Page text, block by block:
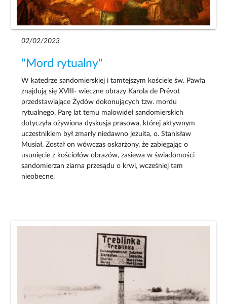
02/02/2023
"Mord rytualny"
W katedrze sandomierskiej i tamtejszym kościele św. Pawła
znajdują się XVIII- wieczne obrazy Karola de Prêvot
przedstawiające Żydów dokonujących tzw. mordu
rytualnego. Parę lat temu malowideł sandomierskich
dotyczyła ożywiona dyskusja prasowa, której aktywnym
uczestnikiem był zmarły niedawno jezuita, o. Stanisław
Musiał. Został on wówczas oskarżony, że zabiegając o
usunięcie z kościołów obrazów, zasiewa w świadomości
sandomierzan ziarna przesądu o krwi, wcześniej tam
nieobecne.